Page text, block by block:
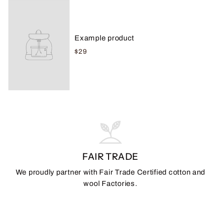
Example product
$29
FAIR TRADE
We proudly partner with Fair Trade Certified cotton and
wool Factories.